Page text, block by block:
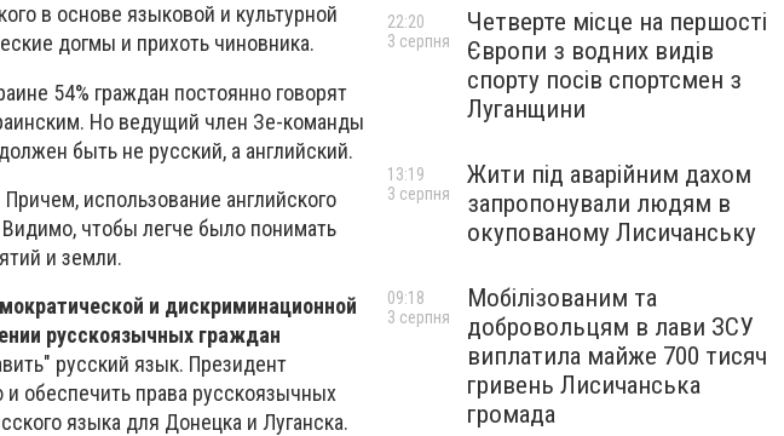
в основе языковой и культурной
догмы и прихоть чиновника.
54% граждан постоянно говорят
Но ведущий член Зе-команды
быть не русский, а английский.
использование английского
чтобы легче было понимать
и земли.
и дискриминационной
русскоязычных граждан
русский язык. Президент
обеспечить права русскоязычных
языка для Донецка и Луганска.
Четверте місце на першості
Європи з водних видів
спорту посів спортсмен з
Луганщини
22:20
3 серпня
Жити під аварійним дахом
запропонували людям в
окупованому Лисичанську
13:19
3 серпня
Мобілізованим та
добровольцям в лави ЗСУ
виплатила майже 700 тисяч
гривень Лисичанська
громада
09:18
3 серпня